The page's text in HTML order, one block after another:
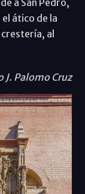
a San Pedro,
ático de la
al
J. Palomo Cruz